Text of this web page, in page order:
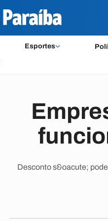
Esportes
Desconto s&oacute;